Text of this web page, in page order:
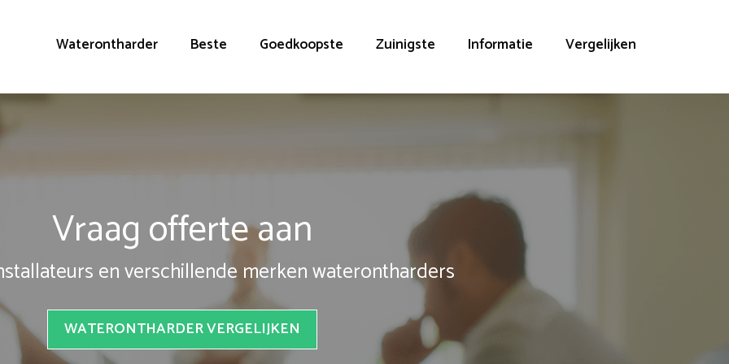
Waterontharder Beste Goedkoopste Zuinigste Informatie Vergelijken
Vraag offerte aan
en verschillende merken waterontharders
WATERONTHARDER VERGELIJKEN